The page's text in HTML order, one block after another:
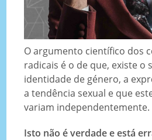
O argumento científico dos
radicais é o de que, existe o
identidade de género, a
a tendência sexual e que
variam independentemente.
Isto não é verdade e está